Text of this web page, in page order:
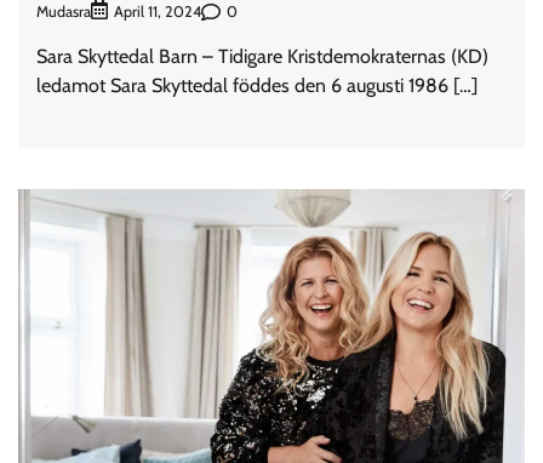
Mudasra April 11, 2024 0
Sara Skyttedal Barn – Tidigare Kristdemokraternas (KD)
ledamot Sara Skyttedal föddes den 6 augusti 1986 […]